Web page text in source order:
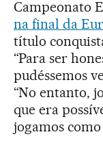
Campeonato
na final da
título
“Para ser
pudéssemos
“No entanto,
que era
jogamos